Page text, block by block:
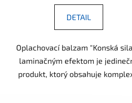
DETAIL
Oplachovací balzam "Konská
laminačným efektom je
produkt, ktorý obsahuje